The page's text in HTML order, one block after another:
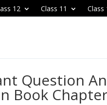
12 Class 11 Class
Question
Book